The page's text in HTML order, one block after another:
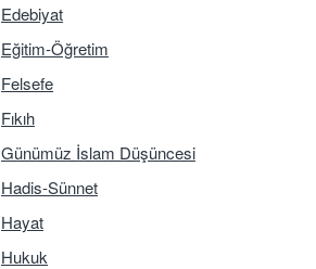
Edebiyat
Eğitim-Öğretim
Felsefe
Fıkıh
Günümüz İslam Düşüncesi
Hadis-Sünnet
Hayat
Hukuk